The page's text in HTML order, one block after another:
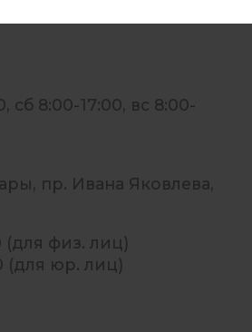
сб 8:00-17:00, вс 8:00-
пр. Ивана Яковлева,
(для физ. лиц)
(для юр. лиц)